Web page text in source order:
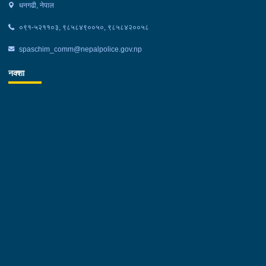
धनगढी, नेपाल
०९१-५२११०३, ९८५८४९००५०, ९८५८४२००५८
spaschim_comm@nepalpolice.gov.np
नक्शा